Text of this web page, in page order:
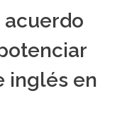
acuerdo
inglés en